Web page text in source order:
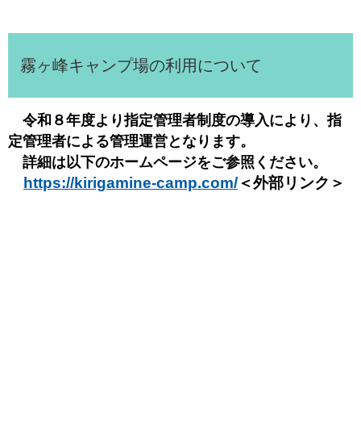
霧ヶ峰キャンプ場の利用について​
令和８年度より指定管理者制度の導入により、指
定管理者による管理運営となります。
詳細は以下のホームページをご参照ください。
https://kirigamine-camp.com/＜外部リンク＞